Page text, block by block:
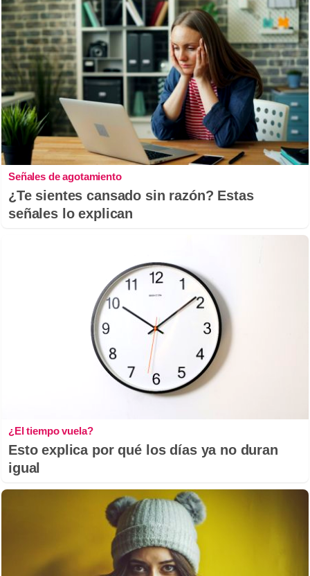
Señales de agotamiento
¿Te sientes cansado sin razón? Estas
señales lo explican
¿El tiempo vuela?
Esto explica por qué los días ya no duran
igual